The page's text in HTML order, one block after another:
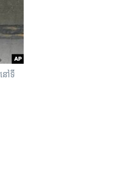
ៅ​ទី​